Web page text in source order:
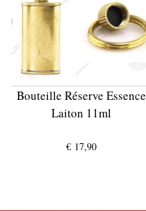
Bouteille Réserve Essence
Laiton 11ml
€ 17,90